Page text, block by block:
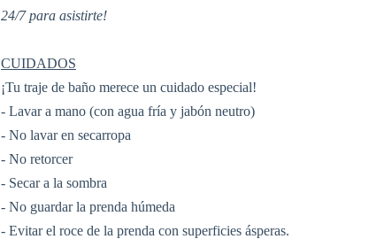
24/7 para asistirte!
CUIDADOS
¡Tu traje de baño merece un cuidado especial!
- Lavar a mano (con agua fría y jabón neutro)
- No lavar en secarropa
- No retorcer
- Secar a la sombra
- No guardar la prenda húmeda
- Evitar el roce de la prenda con superficies ásperas.